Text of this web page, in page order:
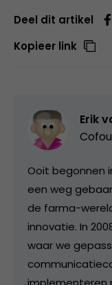
Deel dit artikel
Kopieer link
Erik
Ooit begonnen
een weg
de farma-
innovatie. In
waar we